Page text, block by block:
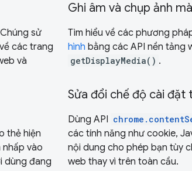
sử
các trang
và
thẻ hiện
vào
dùng đang
Ghi âm và chụp ảnh
Tìm hiểu về các phương
hình bằng các API nền tảng
getDisplayMedia() .
Sửa đổi chế độ cài đặt
Dùng API
các tính năng như cookie,
nội dung cho phép bạn tùy
web thay vì trên toàn cầu.